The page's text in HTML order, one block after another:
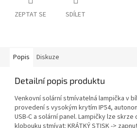
ZEPTAT SE SDÍLET
Popis Diskuze
Detailní popis produktu
Venkovní solární stmívatelná lampička v
provedení s vysokým krytím IP54,
USB-C a solární panel. Lampičky lze